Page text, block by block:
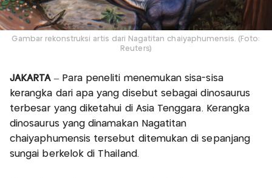
Gambar rekonstruksi artis dari Nagatitan chaiyaphumensis. (Foto:
Reuters)
JAKARTA– Para peneliti menemukan sisa-sisa
kerangka dari apa yang disebut sebagai dinosaurus
terbesar yang diketahui di Asia Tenggara. Kerangka
dinosaurus yang dinamakan Nagatitan
chaiyaphumensis tersebut ditemukan di sepanjang
sungai berkelok di Thailand.